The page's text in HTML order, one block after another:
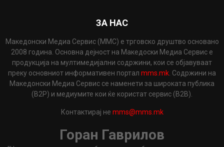
ЗА НАС
Македонски Медиа Сервис (ММС) е трговско друштво основано
2008 година. Основна дејност на Македоски Медиа Сервис е
продукција на мултимедијални содржини, кои се објавуваат
преку основниот информативен портал mms.mk. Содржини на
Македонски Медиа Сервис се наменети за широката публика
(B2P) и медиумите кои ќе користат сервис (B2B).
Контактирај не mms@mms.mk
Горан Гаврилов